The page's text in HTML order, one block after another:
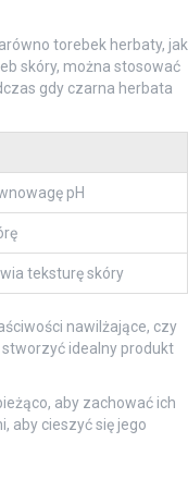
torebek herbaty, jak
skóry, można stosować
gdy czarna herbata
pH
teksturę skóry
nawilżające, czy
idealny produkt
aby zachować ich
aby cieszyć się jego